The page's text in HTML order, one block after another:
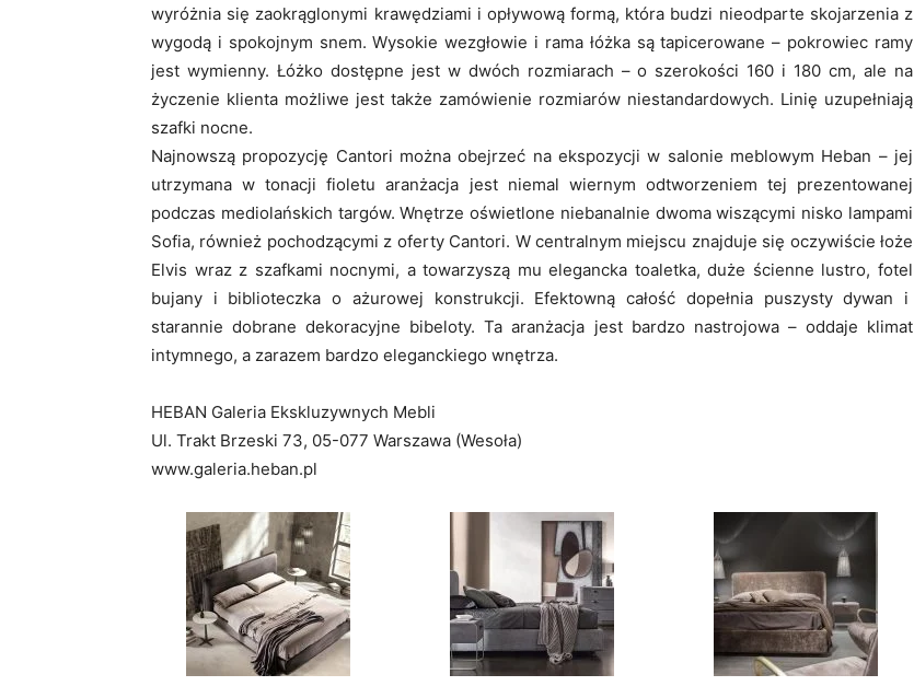
wyróżnia się zaokrąglonymi krawędziami i opływową formą, która budzi nieodparte skojarzenia z
wygodą i spokojnym snem. Wysokie wezgłowie i rama łóżka są tapicerowane – pokrowiec ramy
jest wymienny. Łóżko dostępne jest w dwóch rozmiarach – o szerokości 160 i 180 cm, ale na
życzenie klienta możliwe jest także zamówienie rozmiarów niestandardowych. Linię uzupełniają
szafki nocne.
Najnowszą propozycję Cantori można obejrzeć na ekspozycji w salonie meblowym Heban – jej
utrzymana w tonacji fioletu aranżacja jest niemal wiernym odtworzeniem tej prezentowanej
podczas mediolańskich targów. Wnętrze oświetlone niebanalnie dwoma wiszącymi nisko lampami
Sofia, również pochodzącymi z oferty Cantori. W centralnym miejscu znajduje się oczywiście łoże
Elvis wraz z szafkami nocnymi, a towarzyszą mu elegancka toaletka, duże ścienne lustro, fotel
bujany i biblioteczka o ażurowej konstrukcji. Efektowną całość dopełnia puszysty dywan i
starannie dobrane dekoracyjne bibeloty. Ta aranżacja jest bardzo nastrojowa – oddaje klimat
intymnego, a zarazem bardzo eleganckiego wnętrza.
HEBAN Galeria Ekskluzywnych Mebli
Ul. Trakt Brzeski 73, 05-077 Warszawa (Wesoła)
www.galeria.heban.pl